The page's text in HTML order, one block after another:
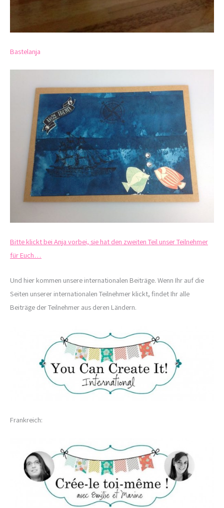
Bastelanja
Bitte klickt bei Anja vorbei, sie hat den zweiten Teil unser Teilnehmer
für Euch…
Und hier kommen unsere internationalen Beiträge. Wenn Ihr auf die
Seiten unserer internationalen Teilnehmer klickt, findet Ihr alle
Beiträge der Teilnehmer aus deren Ländern.
Frankreich: